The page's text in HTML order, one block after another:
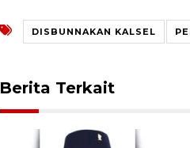
DISBUNNAKAN KALSEL
Berita Terkait